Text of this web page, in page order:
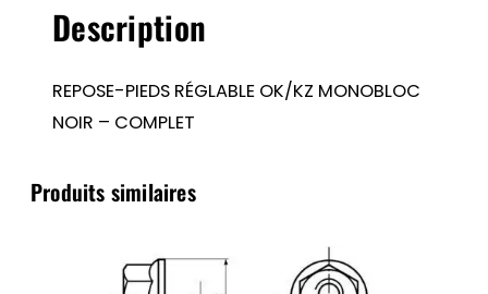
–
COMPLET
Description
REPOSE-PIEDS RÉGLABLE OK/KZ MONOBLOC
NOIR – COMPLET
Produits similaires